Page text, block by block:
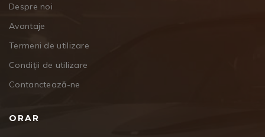
Despre noi
Avantaje
Termeni de utilizare
Condiții de utilizare
Contanctează-ne
ORAR